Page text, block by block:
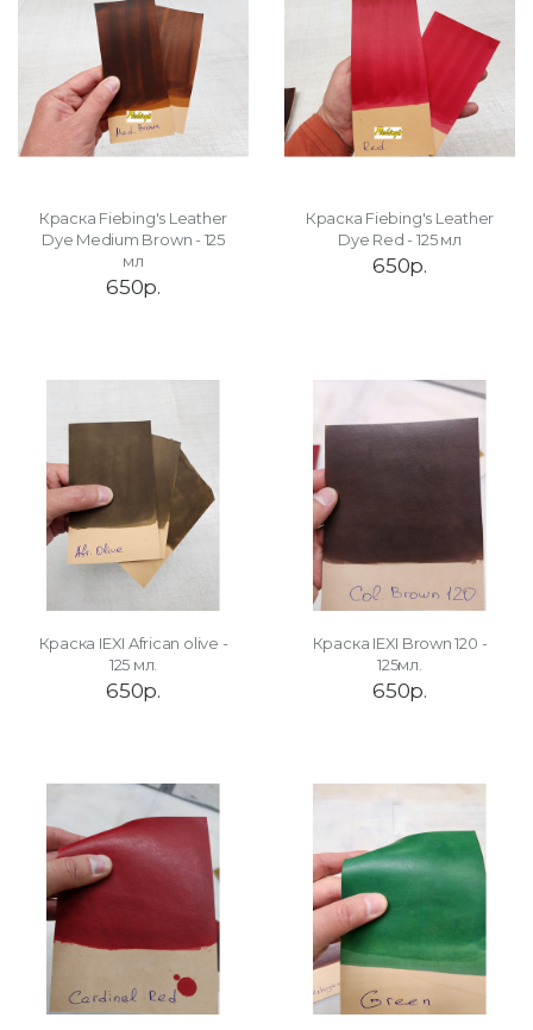
Краска Fiebing's Leather
Dye Medium Brown - 125
мл
650р.
Краска Fiebing's Leather
Dye Red - 125 мл
650р.
Краска IEXI African olive -
125 мл.
650р.
Краска IEXI Brown 120 -
125мл.
650р.